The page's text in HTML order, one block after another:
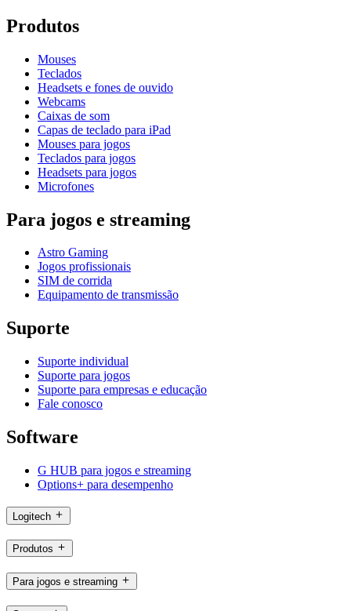
Produtos
Mouses
Teclados
Headsets e fones de ouvido
Webcams
Caixas de som
Capas de teclado para iPad
Mouses para jogos
Teclados para jogos
Headsets para jogos
Microfones
Para jogos e streaming
Astro Gaming
Jogos profissionais
SIM de corrida
Equipamento de transmissão
Suporte
Suporte individual
Suporte para jogos
Suporte para empresas e educação
Fale conosco
Software
G HUB para jogos e streaming
Options+ para desempenho
Logitech
Produtos
Para jogos e streaming